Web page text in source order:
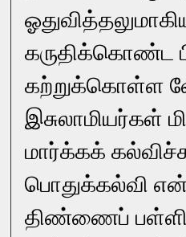
கருதிக்கொண்ட
கற்றுக்கொள்ள
இசுலாமியர்கள்
மார்க்கக்
பொதுக்கல்வி
திண்ணைப்